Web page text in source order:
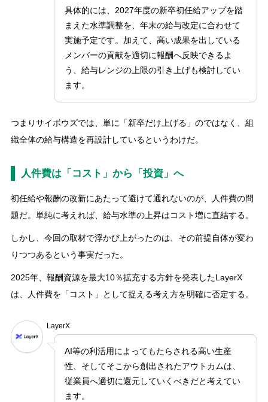
具体的には、2027年度の新卒初任給アップを踏
まえた水準調整を、年末の給与改定に合わせて
実施予定です。加えて、高い成果を出している
メンバーの貢献を適切に報酬へ反映できるよ
う、給与レンジの上限の引き上げも検討してい
ます。
つまりサイボウズでは、単に「新卒だけ上げる」のではなく、組
織全体の給与構造を再設計しているというわけだ。
人件費は「コスト」から「投資」へ
初任給や報酬の改新にあたって避けて通れないのが、人件費の問
題だ。単純に考えれば、給与水準の上昇はコスト増に直結する。
しかし、今回の取材で浮かび上がったのは、その前提自体が変わ
りつつあるという事実だった。
2025年、報酬資源を最大10％拡充する方針を発表したLayerX
は、人件費を「コスト」として捉える考え方を明確に否定する。
LayerX
AI等の利活用によってもたらされる高い生産
性、そしてそこから創出されたアウトカムは、
従業員へ適切に還元していくべきだと考えてい
ます。